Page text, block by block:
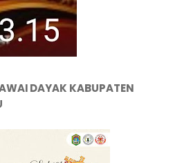
DAYAK KABUPATEN